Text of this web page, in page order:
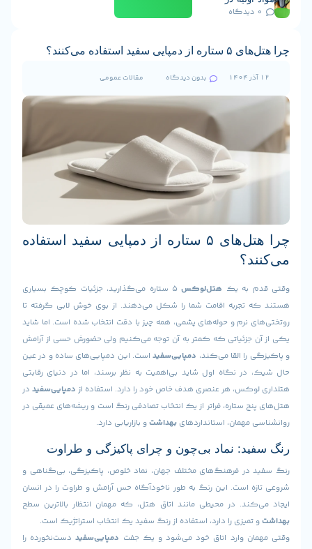
بدون دیدگاه مقالات عمومی
چرا هتل‌های ۵ ستاره از دمپایی سفید استفاده
به یکهتل‌لوکس
۵ ستاره می‌گذارید، جزئیات کوچک بسیاری
اقامت شما را شکل می‌دهند. از بوی خوش لابی گرفته تا
نرم و حوله‌های پشمی، همه چیز با دقت انتخاب شده است. اما شاید
جزئیاتی که کمتر به آن توجه می‌کنیم ولی حضورش حسی از آرامش
را القا می‌کند،دمپایی‌سفیداست. این دمپایی‌های ساده و در عین
نگاه اول شاید بی‌اهمیت به نظر برسند، اما در دنیای رقابتی
هر عنصری هدف خاص خود را دارد. استفاده از دمپایی‌سفیددر
ستاره، فراتر از یک انتخاب تصادفی رنگ است و ریشه‌های عمیقی در
مهمان، استانداردهایبهداشتو بازاریابی دارد.
نماد بی‌چون و چرای پاکیزگی و طراوت
فرهنگ‌های مختلف جهان، نماد خلوص، پاکیزگی، بی‌گناهی و
است. این رنگ به طور ناخودآگاه حس آرامش و طراوت را در انسان
در محیطی مانند اتاق هتل، که مهمان انتظار بالاترین سطح
را دارد، استفاده از رنگ سفید یک انتخاب استراتژیک است.
وارد اتاق خود می‌شود و یک جفتدمپایی‌سفیددست‌نخورده را
و تولید